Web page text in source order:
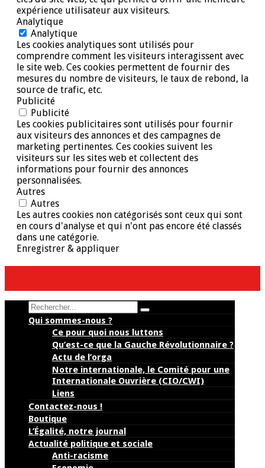
expérience utilisateur aux visiteurs.
Analytique
Analytique
Les cookies analytiques sont utilisés pour
comprendre comment les visiteurs interagissent avec
le site web. Ces cookies permettent de fournir des
mesures du nombre de visiteurs, le taux de rebond, la
source de trafic, etc.
Publicité
Publicité
Les cookies publicitaires sont utilisés pour fournir
aux visiteurs des annonces et des campagnes de
marketing pertinentes. Ces cookies suivent les
visiteurs sur les sites web et collectent des
informations pour fournir des annonces
personnalisées.
Autres
Autres
Les autres cookies non catégorisés sont ceux qui sont
en cours d'analyse et qui n'ont pas encore été classés
dans une catégorie.
Enregistrer & appliquer
Search
Qui sommes-nous ?
Ce pour quoi nous luttons
Qu’est-ce que la Gauche Révolutionnaire ?
Actu de l’orga
Notre internationale, le Comité pour une
Internationale Ouvrière (CIO/CWI)
Liens
Contactez-nous !
Boutique
L’Égalité, notre journal
Actualité politique et sociale
Anti-racisme